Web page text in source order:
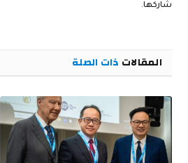
شاركها.
المقالات ذات الصلة